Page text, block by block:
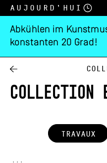
Aujourd’hui
Abkühlen im
konstanten 20 Grad!
COLLECTION
TRAVAUX